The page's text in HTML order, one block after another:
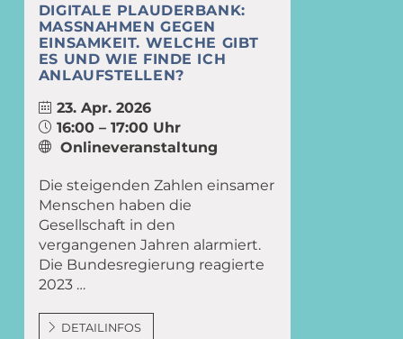
DIGITALE PLAUDERBANK:
MASSNAHMEN GEGEN E
INSAMKEIT. WELCHE GIBT E
S UND WIE FINDE ICH A
NLAUFSTELLEN?
23. Apr. 2026
16:00 – 17:00 Uhr
Onlineveranstaltung
Die steigenden Zahlen einsamer
Menschen haben die
Gesellschaft in den
vergangenen Jahren alarmiert.
Die Bundesregierung reagierte
2023 …
DETAILINFOS